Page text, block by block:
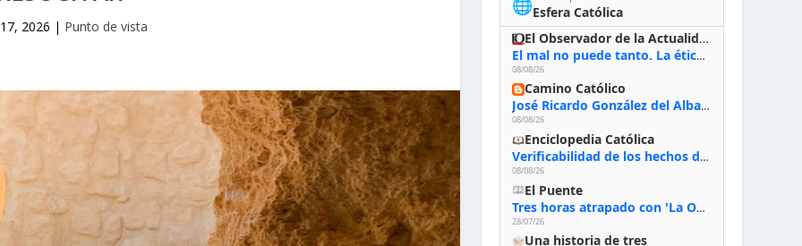
2026 | Punto de vista
🌐Esfera Católica
El Observador de la Actualidad
El mal no puede tanto. La ética del bien posible
08/08/26
Camino Católico
José Ricardo González del Alba, artista sacro: «Yo oro, hablo con Dios, le pido al Espíritu Santo su inspiración y siempre pinto rezando el rosario para que sea Él quien actúe a través de mis manos»
08/08/26
Enciclopedia Católica
Verificabilidad de los hechos de la Biblia
08/08/26
El Puente
Tres horas atrapado con 'La Odisea' de Nolan
28/07/26
Una historia de tres